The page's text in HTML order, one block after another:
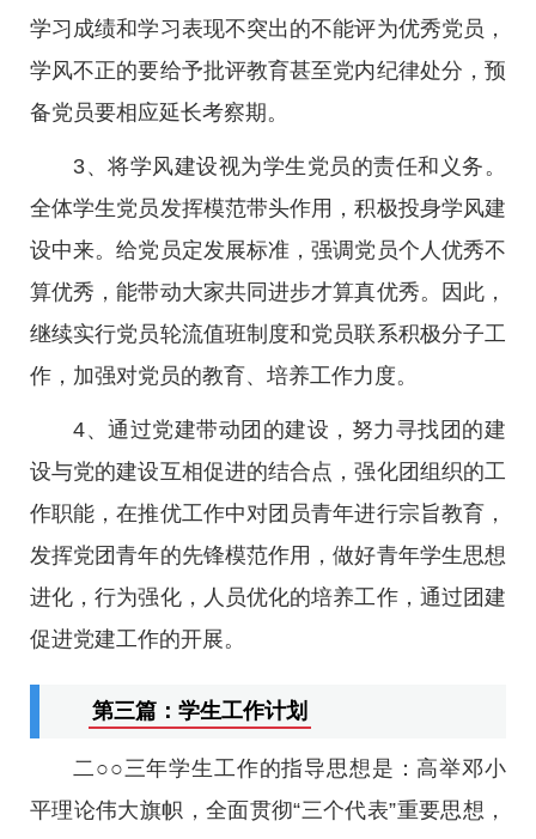
学习成绩和学习表现不突出的不能评为优秀党员，
学风不正的要给予批评教育甚至党内纪律处分，预
备党员要相应延长考察期。
3、将学风建设视为学生党员的责任和义务。
全体学生党员发挥模范带头作用，积极投身学风建
设中来。给党员定发展标准，强调党员个人优秀不
算优秀，能带动大家共同进步才算真优秀。因此，
继续实行党员轮流值班制度和党员联系积极分子工
作，加强对党员的教育、培养工作力度。
4、通过党建带动团的建设，努力寻找团的建
设与党的建设互相促进的结合点，强化团组织的工
作职能，在推优工作中对团员青年进行宗旨教育，
发挥党团青年的先锋模范作用，做好青年学生思想
进化，行为强化，人员优化的培养工作，通过团建
促进党建工作的开展。
第三篇：学生工作计划
二○○三年学生工作的指导思想是：高举邓小
平理论伟大旗帜，全面贯彻“三个代表”重要思想，